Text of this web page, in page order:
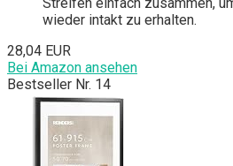
wieder intakt zu erhalten.
28,04 EUR
Bei Amazon ansehen
Bestseller Nr. 14